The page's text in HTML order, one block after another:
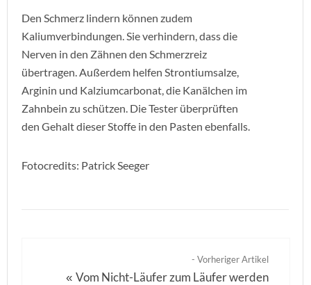
Den Schmerz lindern können zudem
Kaliumverbindungen. Sie verhindern, dass die
Nerven in den Zähnen den Schmerzreiz
übertragen. Außerdem helfen Strontiumsalze,
Arginin und Kalziumcarbonat, die Kanälchen im
Zahnbein zu schützen. Die Tester überprüften
den Gehalt dieser Stoffe in den Pasten ebenfalls.
Fotocredits: Patrick Seeger
- Vorheriger Artikel
«Vom Nicht-Läufer zum Läufer werden